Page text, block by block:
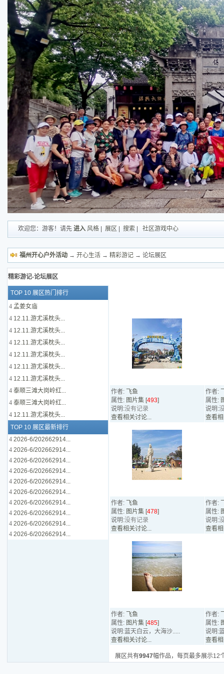
欢迎您：游客！请先 进入 风格 展区 搜索| 社区游戏中心
福州开心户外活动→ 开心生活→ 精彩游记→ 论坛展区
精彩游记-论坛展区
TOP 10 展区热门排行
4孟姜女庙
412.11.游尤溪枕头...
412.11.游尤溪枕头...
412.11.游尤溪枕头...
412.11.游尤溪枕头...
412.11.游尤溪枕头...
412.11.游尤溪枕头...
4泰顺三滩大岗岭红...
4泰顺三滩大岗岭红...
412.11.游尤溪枕头...
TOP 10 展区最新排行
42026-6/202662914...
42026-6/202662914...
42026-6/202662914...
42026-6/202662914...
42026-6/202662914...
42026-6/202662914...
42026-6/202662914...
42026-6/202662914...
42026-6/202662914...
42026-6/202662914...
作者:
飞鱼
属性: 图片集 [493]
说明:没有记录
查看相关讨论...
作者:
属性:
说明:
查看
作者:
飞鱼
属性: 图片集 [478]
说明:没有记录
查看相关讨论...
作者:
属性:
说明:
查看
作者:
飞鱼
属性: 图片集 [485]
说明:蓝天白云，大海沙.....
查看相关讨论...
作者:
属性:
说明:
查看
展区共有9947幅作品，每页最多展示12